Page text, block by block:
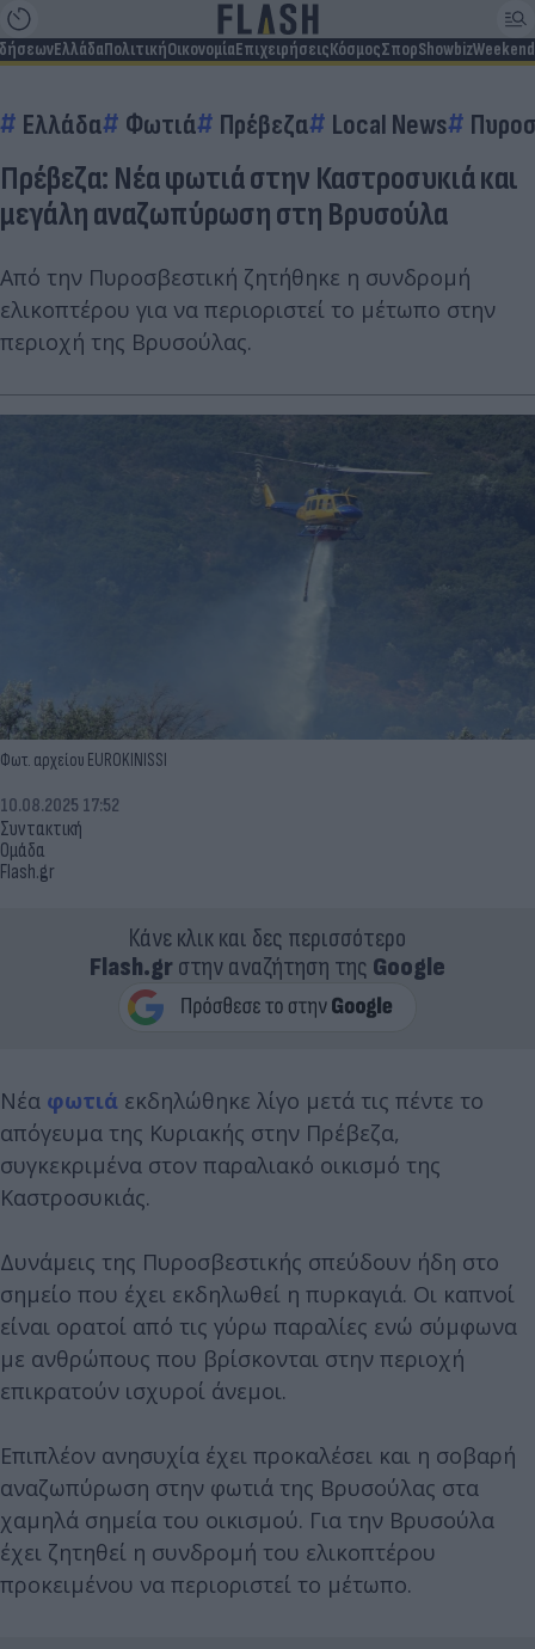
ΕλλάδαΠολιτικήΟικονομίαΕπιχειρήσειςΚόσμοςΣπορShowbizWeekend
Ελλάδα Φωτιά Πρέβεζα Local News
Πρέβεζα: Νέα φωτιά στην Καστροσυκιά και
μεγάλη αναζωπύρωση στη Βρυσούλα
Από την Πυροσβεστική ζητήθηκε η συνδρομή
ελικοπτέρου για να περιοριστεί το μέτωπο στην
περιοχή της Βρυσούλας.
Φωτ. αρχείου EUROKINISSI
Συντακτική
Ομάδα
Flash.gr
10.08.2025 17:52
Κάνε κλικ και δες περισσότερο
Flash.grστην αναζήτηση της Google
Νέα φωτιά εκδηλώθηκε λίγο μετά τις πέντε το
απόγευμα της Κυριακής στην Πρέβεζα,
συγκεκριμένα στον παραλιακό οικισμό της
Καστροσυκιάς.
Δυνάμεις της Πυροσβεστικής σπεύδουν ήδη στο
σημείο που έχει εκδηλωθεί η πυρκαγιά. Οι καπνοί
είναι ορατοί από τις γύρω παραλίες ενώ σύμφωνα
με ανθρώπους που βρίσκονται στην περιοχή
επικρατούν ισχυροί άνεμοι.
Επιπλέον ανησυχία έχει προκαλέσει και η σοβαρή
αναζωπύρωση στην φωτιά της Βρυσούλας στα
χαμηλά σημεία του οικισμού. Για την Βρυσούλα
έχει ζητηθεί η συνδρομή του ελικοπτέρου
προκειμένου να περιοριστεί το μέτωπο.